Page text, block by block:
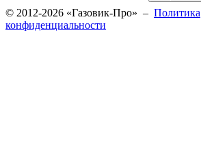
© 2012-2026 «Газовик-Про» – Политика
конфиденциальности